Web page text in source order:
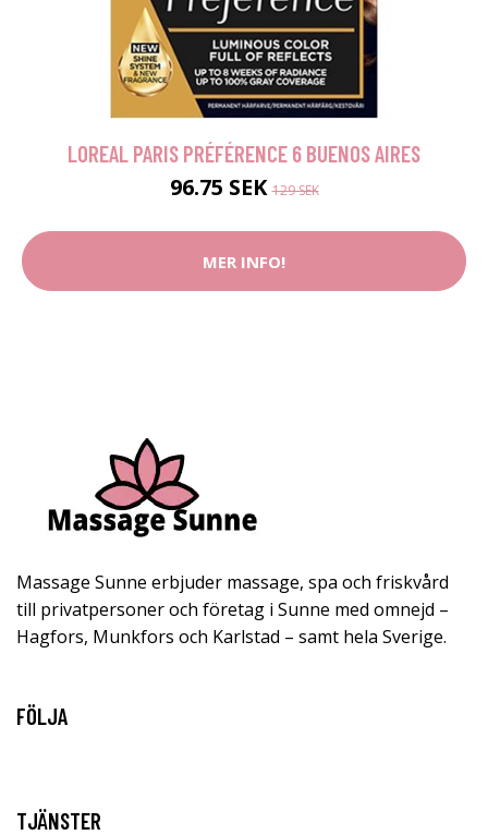
LOREAL PARIS PRÉFÉRENCE 6 BUENOS AIRES
96.75 SEK129 SEK
MER INFO!
Massage Sunne erbjuder massage, spa och friskvård
till privatpersoner och företag i Sunne med omnejd –
Hagfors, Munkfors och Karlstad – samt hela Sverige.
FÖLJA
TJÄNSTER